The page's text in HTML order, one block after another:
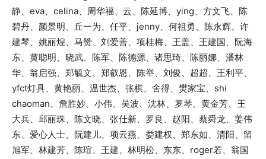
静、eva、celina、周华福、云、陈延博、ying、方文飞、陈
碧丹、颜景明、丘一为、任平、jenny、何祖勇、陈永辉、许
建琴、姚丽煌、马赞、刘爱善、项桂梅、王盖、王建国、阮海
东、黄聪明、晓武、陈军、陈德源、诸思琦、陈丽娜、潘林
华、翁启强、郑毓文、郑叡恩、陈举、刘俊、超超、王利平、
yfct灯具、黄艳丽、温世杰、张棋、舍得、燓家宝、shi
chaoman、詹胜妙、小伟、吴波、沈林、罗琴、黄金芳、王
大兵、邱丽珠、陈文晓、张仕新、罗良、赵阳、蔡舜龙、姜伟
东、爱心人士、阮建儿、项云燕、娄建权、郑东如、清阳、留
旭军、林建芳、陈瑄、王建、林明松、东东、roger若、翁国